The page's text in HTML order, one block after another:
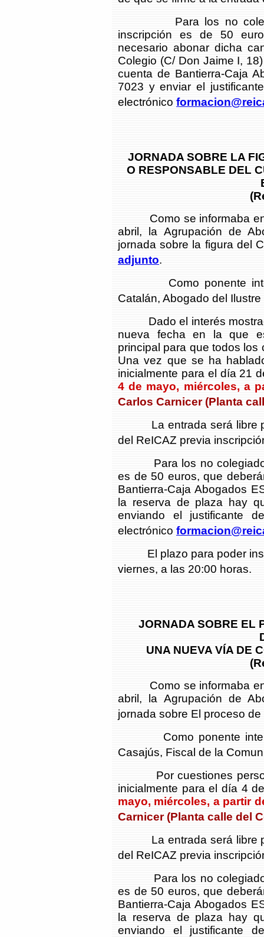
Para los no
inscripción es de 50
necesario abonar dicha
Colegio (C/ Don Jaime I,
cuenta de Bantierra-Caja
7023 y enviar el
electrónico
JORNADA SOBRE LA
O RESPONSABLE DEL
Como se informaba en
abril, la Agrupación de
jornada sobre la figura del
adjunto.
Como ponente
Catalán, Abogado del
Dado el interés
nueva fecha en la que
principal para que todos
Una vez que se ha
inicialmente para el día 21
4 de mayo, miércoles, a
Carlos Carnicer (Planta
La entrada será libre
del ReICAZ previa
Para los no colegiados
es de 50 euros, que
Bantierra-Caja Abogados
la reserva de plaza hay
enviando el justificante
electrónico
El plazo para poder
viernes, a las 20:00 horas.
JORNADA SOBRE EL
UNA NUEVA VÍA DE
Como se informaba en
abril, la Agrupación de
jornada sobre El proceso
Como ponente
Casajús, Fiscal de la
Por cuestiones
inicialmente para el día 4
mayo, miércoles, a partir
Carnicer (Planta calle del
La entrada será libre
del ReICAZ previa
Para los no colegiados
es de 50 euros, que
Bantierra-Caja Abogados
la reserva de plaza hay
enviando el justificante